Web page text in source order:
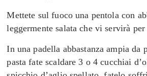
Mettete sul fuoco una pentola con
leggermente salata che vi servirà
In una padella abbastanza ampia da
pasta fate scaldare 3 o 4 cucchiai